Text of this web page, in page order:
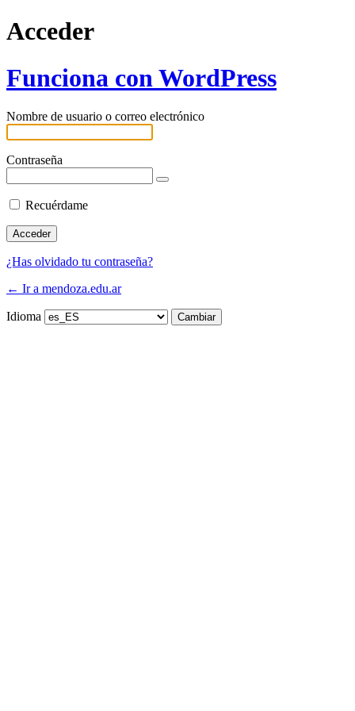
Acceder
Funciona con WordPress
Nombre de usuario o correo electrónico
Contraseña
Recuérdame
¿Has olvidado tu contraseña?
← Ir a mendoza.edu.ar
Idioma